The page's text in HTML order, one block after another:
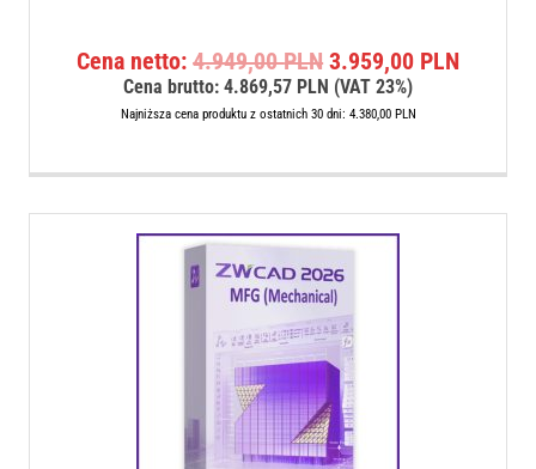
Cena netto:4.949,00PLN Pierwotna
cena
wynosiła:
3.959,00 PLN
Cena brutto:4.869,57 PLN (VAT 23%)
Najniższa cena produktu z ostatnich 30 dni: 4.380,00 PLN